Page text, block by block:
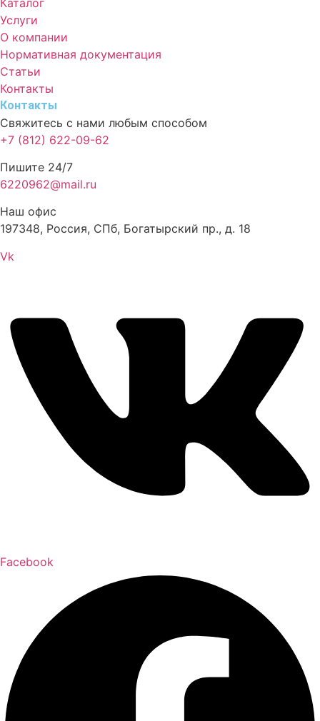
Услуги
О компании
Нормативная документация
Статьи
Контакты
Контакты
Свяжитесь с нами любым способом
+7 (812) 622-09-62
Пишите 24/7
6220962@mail.ru
Наш офис
197348, Россия, СПб, Богатырский пр., д. 18
Vk
Facebook